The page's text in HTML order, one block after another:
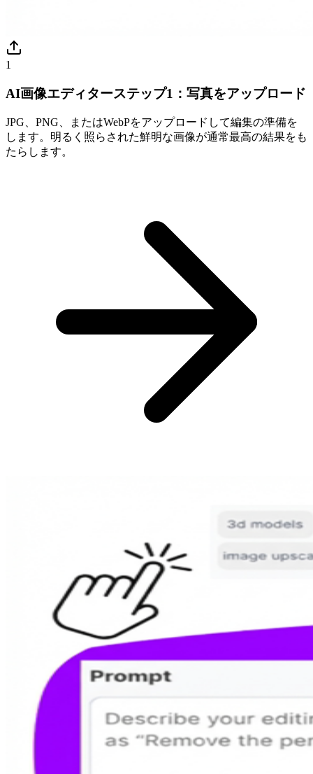
1
AI画像エディターステップ1：写真をアップロード
JPG、PNG、またはWebPをアップロードして編集の準備を
します。明るく照らされた鮮明な画像が通常最高の結果をも
たらします。